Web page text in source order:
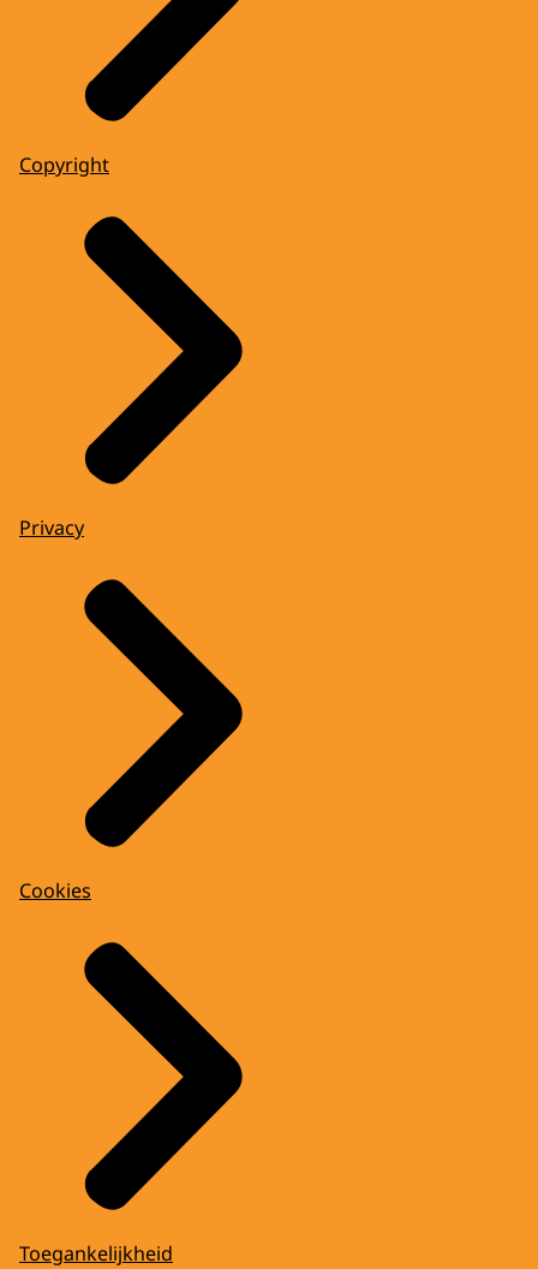
Copyright
Privacy
Cookies
Toegankelijkheid